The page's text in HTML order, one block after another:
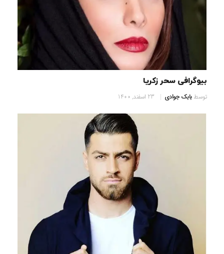
بیوگرافی سحر زکریا
توسطبابک جوادی 23 اسفند, 1400